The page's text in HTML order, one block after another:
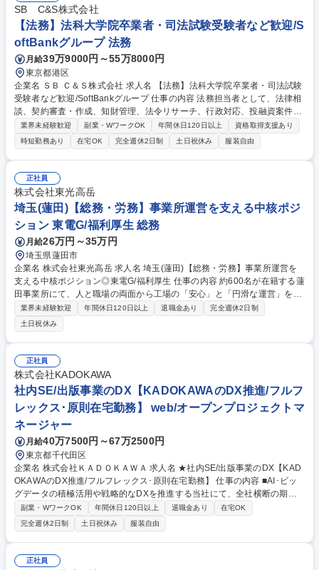
SB C&S株式会社
【法務】法科大学院卒業者・司法試験受験者など歓迎/S
oftBankグループ 法務
月給39万9000円～55万8000円
東京都港区
企業名 ＳＢ Ｃ＆Ｓ株式会社 求人名 【法務】法科大学院卒業者・司法試験
受験者など歓迎/SoftBankグループ 仕事の内容 法務担当者として、法律相
談、契約審査・作成、知財管理、法令リサーチ、行政対応、投融資案件等
を含む事業における法的な問題についての経営判断支援をお任せします。
【詳細】■契約書、利用規約等の作成、レビュー ■法的相談への回答 ■新規
事業における法的観点からの調査及び法的課題の解決 ■M&A対応（法務デ
ューデリジェンス・投資スキーム/投資契約他） ■法的観点での経営陣への
アドバイス ■知的財産権の調査、出願、管理全般 ■コンプライアンスに関
する業務 等 募集職種 【法務】法科大学院卒業者・司法試験受験者など歓
迎/SoftBankグループ
業界未経験歓迎 副業・WワークOK 年間休日120日以上
資格取得支援あり
時短勤務あり
在宅OK 完全週休2日制 土日祝休み 服装自由
正社員
株式会社東光高岳
埼玉(蓮田)【総務・労務】事業所運営を支える中核ポジ
ション 東電G/福利厚生 総務
月給26万円～35万円
埼玉県蓮田市
企業名 株式会社東光高岳 求人名 埼玉(蓮田)【総務・労務】事業所運営を
支える中核ポジション◎東電G/福利厚生 仕事の内容 約600名が在籍する蓮
田事業所にて、人と職場の両面から工場の「安心」と「円滑な運営」を実
現する総務業務全般をお任せします。これまでの折衝経験やPCスキルを
活かして事業所運営のレベルアップを目指します。 ■労務業務：新卒採
用、派遣社員の管理、労働組合対応 ■福利厚生：社有バス・食堂管理、慶
弔対応、社内イベントの企画実施 ■設備/庶務：電話設備、電子錠の保守、
来客対応/案内、郵便業務、警備管理 ■経理業務：現金管理、伝票起票 業
務に関わる当社製品や業界の専門知識は入社後に習得可能です。 募集職種
埼玉(蓮田)【総務・労務】事業所運営を支える中核ポジション◎東電G/福
利厚生
業界未経験歓迎 年間休日120日以上 退職金あり
完全週休2日制
土日祝休み
正社員
株式会社KADOKAWA
社内SE/出版事業のDX【KADOKAWAのDX推進/フルフ
レックス･原則在宅勤務】 web/オープンプロジェクトマ
ネージャー
月給40万7500円～67万2500円
東京都千代田区
企業名 株式会社ＫＡＤＯＫＡＷＡ 求人名 ★社内SE/出版事業のDX【KAD
OKAWAのDX推進/フルフレックス･原則在宅勤務】 仕事の内容 ■AI･ビッ
グデータの積極活用や戦略的なDXを推進する当社にて、全社横断の期間
システム企画をお任せします。★エンタメ事業を支えるDXをリード/上流
メイン/全社システム改革を裁量持って推進/リモートワーク可★ 【概要】
営業･製造･物流といった領域を横断する出版デジタル革新（BEC）関連の
様々なプロジェクトにおいて、システム設計・構築のサポートを中心にプ
ロジェクトの推進に関わる各種業務を担当して頂きます。 ※開発は協力会
副業・WワークOK 年間休日120日以上 退職金あり
在宅OK
完全週休2日制
土日祝休み 服装自由
正社員